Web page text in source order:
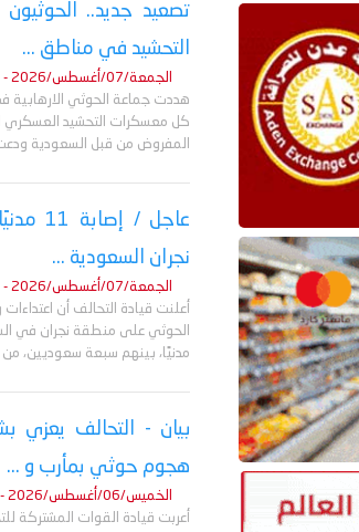
تصعيد جديد..
التحشيد في مناطق ...
الجمعة/07/أغسطس/2026 - 08:36 م
هددت جماعة الحوثي الارهابية
كل معسكرات التحشيد العسكري
المفروض من قبل السعودية
عاجل
نجران السعودية ...
الجمعة/07/أغسطس/2026 - 12:38 ص
أعلنت قيادة التحالف أن
مدنيًا، بينهم سبعة سعوديين،
بيان - التحالف يعزي
هجوم حوثي بمأرب و ...
الخميس/06/أغسطس/2026 - 11:51 م
أعربت قيادة القوات المشتركة